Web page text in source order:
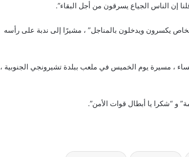
إن الناس الجياع يسرقون من أجل البقاء”.
يكسرون ويدخلون بالمناجل” ، مشيرًا إلى ندبة على رأسه
، مسيرة يوم الخميس في ملعب ببلدة تشيرونجي الجنوبية ،
و “شكرا يا أبطال قوات الأمن”.